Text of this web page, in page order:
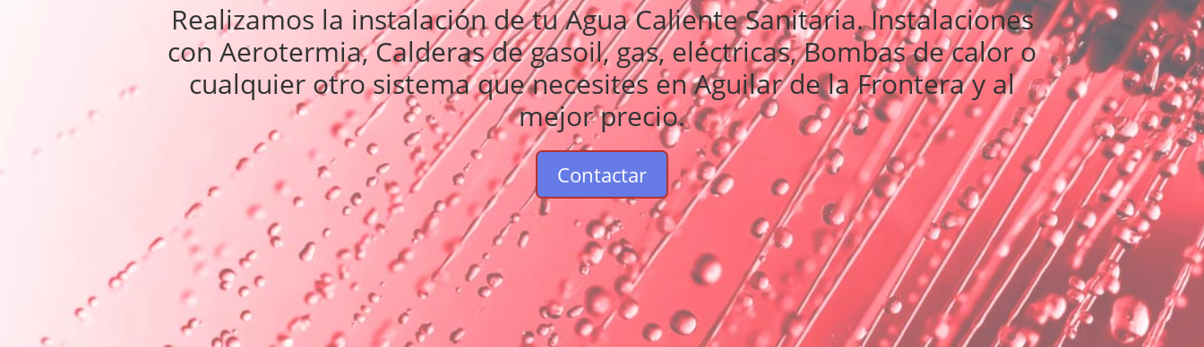
Realizamos la instalación de tu Agua Caliente Sanitaria. Instalaciones
con Aerotermia, Calderas de gasoil, gas, eléctricas, Bombas de calor o
cualquier otro sistema que necesites en Aguilar de la Frontera y al
mejor precio.
Contactar